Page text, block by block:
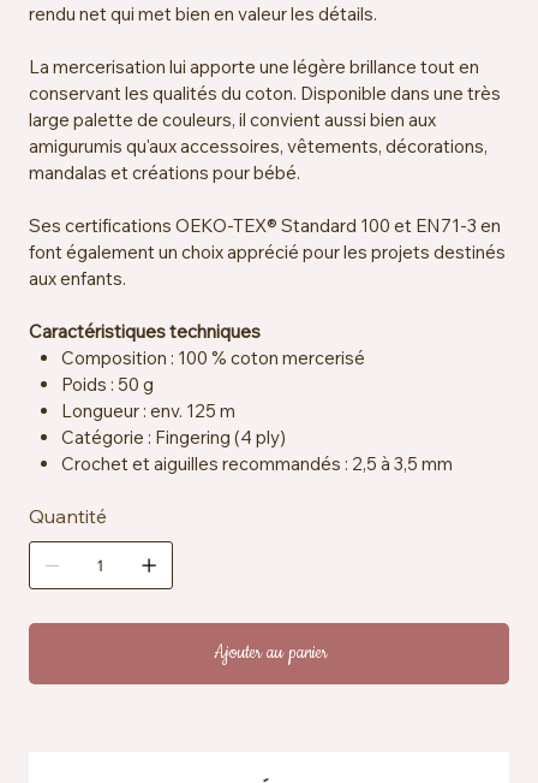
rendu net qui met bien en valeur les détails.
La mercerisation lui apporte une légère brillance tout en
conservant les qualités du coton. Disponible dans une très
large palette de couleurs, il convient aussi bien aux
amigurumis qu'aux accessoires, vêtements, décorations,
mandalas et créations pour bébé.
Ses certifications OEKO-TEX® Standard 100 et EN71-3 en
font également un choix apprécié pour les projets destinés
aux enfants.
Caractéristiques techniques
Composition : 100 % coton mercerisé
Poids : 50 g
Longueur : env. 125 m
Catégorie : Fingering (4 ply)
Crochet et aiguilles recommandés : 2,5 à 3,5 mm
aiguilles 2,5 mm
Certification : OEKO-TEX® Standard 100, EN71-3
Entretien : lavable en machine à 40 °C
Fabrication : produit à partir d'eaux de teinture
recyclées
Quantité
Ajouter au panier